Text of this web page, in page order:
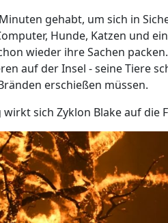
gehabt, um sich in
Hunde, Katzen und
wieder ihre Sachen
auf der Insel - seine Tiere
erschießen müssen.
wirkt sich Zyklon Blake auf